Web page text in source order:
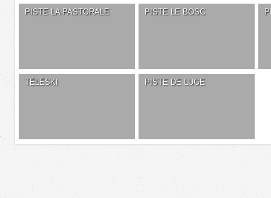
PISTE LA PASTORALE PISTE LE BOSC
TÉLÉSKI PISTE DE LUGE